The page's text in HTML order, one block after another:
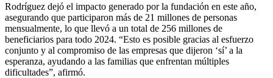
Rodríguez dejó el impacto generado por la fundación en este año,
asegurando que participaron más de 21 millones de personas
mensualmente, lo que llevó a un total de 256 millones de
beneficiarios para todo 2024. “Esto es posible gracias al esfuerzo
conjunto y al compromiso de las empresas que dijeron ‘sí’ a la
esperanza, ayudando a las familias que enfrentan múltiples
dificultades”, afirmó.